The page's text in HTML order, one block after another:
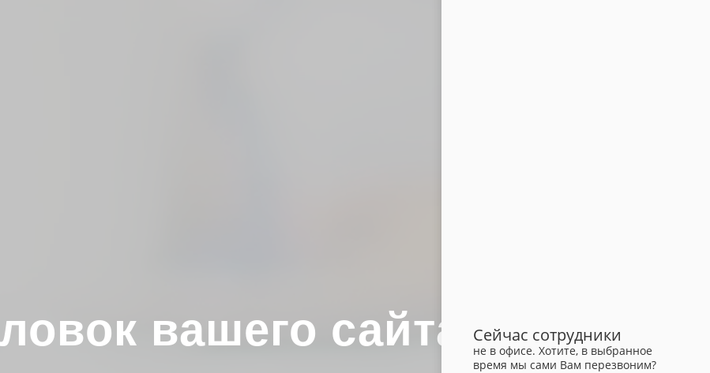
вашего сайта Сейчас сотрудники
не в офисе. Хотите, в выбранное
время мы сами Вам перезвоним?